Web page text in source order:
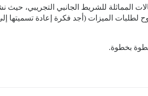
المماثلة للشريط الجانبي التجريبي، حيث
الميزات (أجد فكرة إعادة تسميتها
بخطوة.